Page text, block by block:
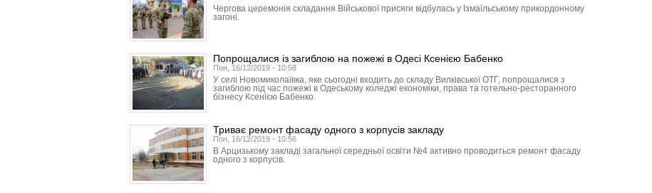
Чергова церемонія складання Військової присяги відбулась у Ізмаїльському прикордонному
загоні.
Попрощалися із загиблою на пожежі в Одесі Ксенією Бабенко
Пон, 16/12/2019 - 10:58
У селі Новомиколаївка, яке сьогодні входить до складу Вилківської ОТГ, попрощалися з
загиблою під час пожежі в Одеському коледжі економіки, права та готельно-ресторанного
бізнесу Ксенією Бабенко.
Триває ремонт фасаду одного з корпусів закладу
Пон, 16/12/2019 - 10:56
В Арцизькому закладі загальної середньої освіти №4 активно проводиться ремонт фасаду
одного з корпусів.